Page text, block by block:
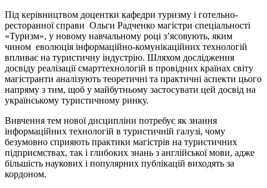
Під керівництвом доцентки кафедри туризму і готельно-
ресторанної справи Ольги Радченко магістри спеціальності
«Туризм», у новому навчальному році з’ясовують, яким
чином еволюція інформаційно-комунікаційних технологій
впливає на туристичну індустрію. Шляхом дослідження
досвіду реалізації смарттехнологій в провідних країнах світу
магістранти аналізують теоретичні та практичні аспекти цього
напряму з тим, щоб у майбутньому застосувати цей досвід на
українському туристичному ринку.
Вивчення тем нової дисципліни потребує як знання
інформаційних технологій в туристичній галузі, чому
безумовно сприяють практики магістрів на туристичних
підприємствах, так і глибоких знань з англійської мови, адже
більшість наукових і популярних публікацій виходять за
кордоном.